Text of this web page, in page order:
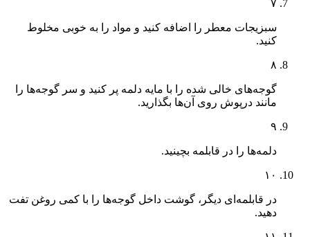
سبزیجات معطر را اضافه کنید و مواد را به خوبی مخلوط
گوجه‌های خالی شده را با مایه دلمه پر کنید و سر گوجه‌ها را
مانند درپوش روی آن‌ها بگذارید.
دلمه‌ها را در قابلمه بچینید.
در قابلمه‌ای دیگر، گوشت داخل گوجه‌ها را با کمی روغن تفت